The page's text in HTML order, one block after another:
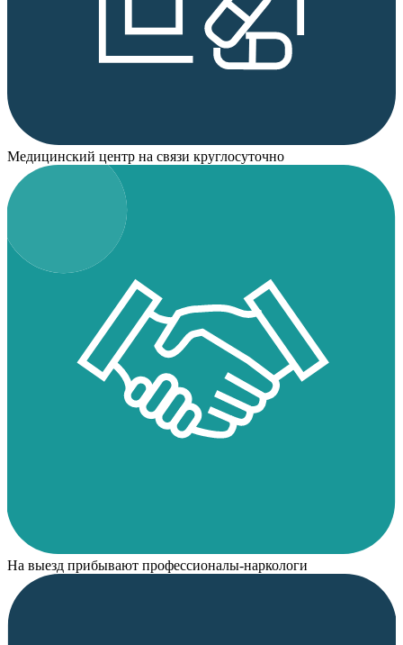
Медицинский центр на связи круглосуточно
На выезд прибывают профессионалы-наркологи